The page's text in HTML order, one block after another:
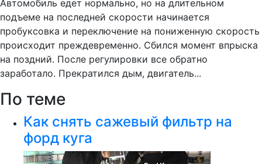
Автомобиль едет нормально, но на длительном
подъеме на последней скорости начинается
пробуксовка и переключение на пониженную скорость
происходит преждевременно. Сбился момент впрыска
на поздний. После регулировки все обратно
заработало. Прекратился дым, двигатель...
По теме
Как снять сажевый фильтр на
форд куга